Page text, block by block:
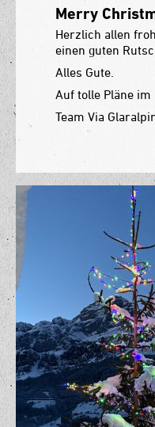
Merry
Herzlich allen
einen guten
Alles Gute.
Auf tolle Pläne im
Team Via